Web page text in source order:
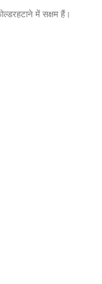
में सक्षम हैं।